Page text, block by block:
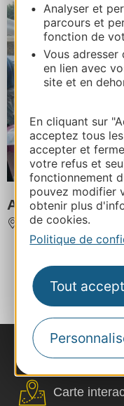
Analyser et
parcours et
fonction de
Vous adresser
en lien avec
site et en
En cliquant sur
acceptez tous
accepter et
votre refus et
fonctionnement
pouvez modifier
obtenir plus
de cookies.
Politique de
Tout
AROÏ SURE
MARVEJOLS
‹
37
Nous
Carte